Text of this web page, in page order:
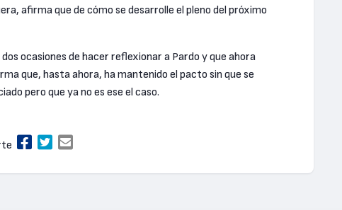
afirma que de cómo se desarrolle el pleno del próximo
ocasiones de hacer reflexionar a Pardo y que ahora
que, hasta ahora, ha mantenido el pacto sin que se
pero que ya no es ese el caso.